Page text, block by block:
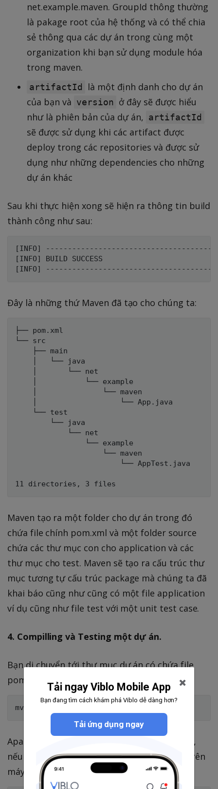
net.example.maven. GroupId thông thường
là pakage root của hệ thống và có thể chia
sẻ thông qua các dự án trong cùng một
organization khi bạn sử dụng module hóa
trong maven.
artifactId
là một định danh cho dự án
của bạn và version ở đây sẽ được hiểu
như là phiên bản của dự án, artifactId
sẽ được sử dụng khi các artifact được
deploy trong các repositories và được sử
dụng như những dependencies cho những
dự án khác
Sau khi thực hiện xong sẽ hiện ra thông tin build
thành công như sau:
[INFO]
[INFO] BUILD SUCCESS
Đây là những thứ Maven đã tạo cho chúng ta:
├── pom.xml
└── src
    ├── main
    │   └── java
    │       └── net
    │           └── example
    │               └── maven
    │                   └── App.java
    └── test
        └── java
            └── net
                └── example
                    └── maven
                        └── AppTest.java
Maven tạo ra một folder cho dự án trong đó
chứa file chính pom.xml và một folder source
chứa các thư mục con cho application và các
thư mục cho test. Maven sẽ tạo ra cấu trúc thư
mục tương tự cấu trúc package mà chúng ta đã
khai báo cũng như cũng có một file application
ví dụ cũng như file test với một unit test case.
4. Compilling và Testing một dự án.
Bạn di chuyển tới thư mục dự án có chứa file
pom.xml và sau đó chạy lệnh:
Apache Maven sẽ bắt đầu tải những thư viện,
nếu như nó không có sẵn trong repository trên
máy bạn nằm ở thư mục ~/.m2.
Tải ngay Viblo Mobile App
Bạn đang tìm cách khám phá Viblo dễ dàng hơn?
Tải ứng dụng ngay